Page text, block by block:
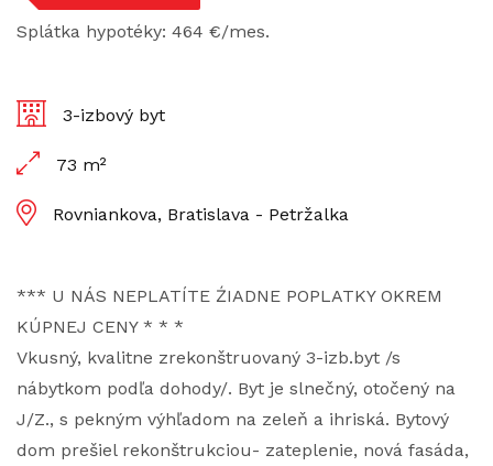
Splátka hypotéky: 464 €/mes.
3-izbový byt
73 m²
Rovniankova, Bratislava - Petržalka
*** U NÁS NEPLATÍTE ŹIADNE POPLATKY OKREM
KÚPNEJ CENY * * *
Vkusný, kvalitne zrekonštruovaný 3-izb.byt /s
nábytkom podľa dohody/. Byt je slnečný, otočený na
J/Z., s pekným výhľadom na zeleň a ihriská. Bytový
dom prešiel rekonštrukciou- zateplenie, nová fasáda,